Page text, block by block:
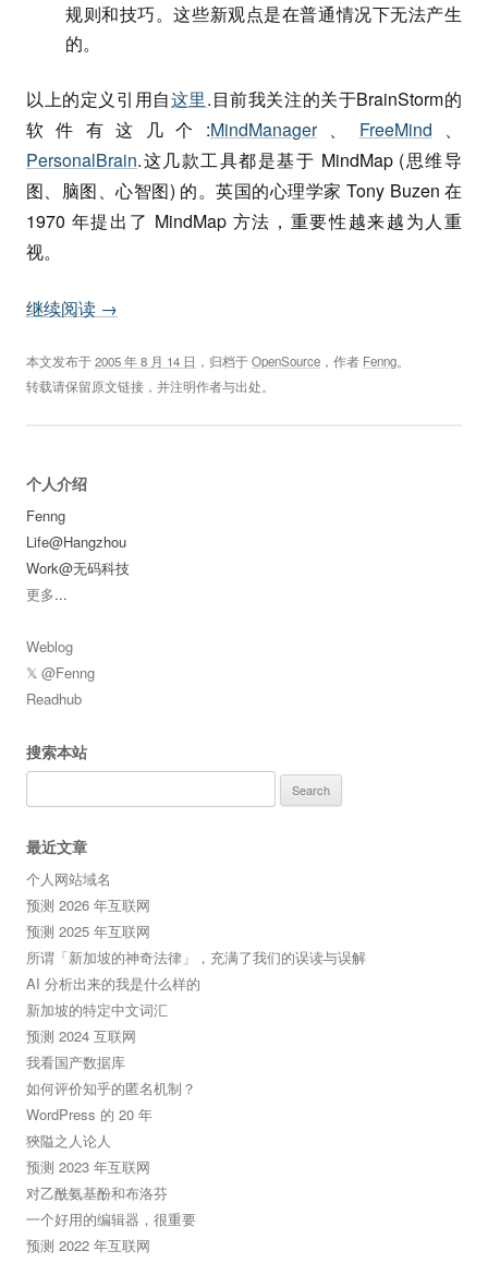
规则和技巧。这些新观点是在普通情况下无法产生
的。
以上的定义引用自这里.目前我关注的关于BrainStorm的
软件有这几个:MindManager、 FreeMind 、
PersonalBrain.这几款工具都是基于 MindMap (思维导
图、脑图、心智图) 的。英国的心理学家 Tony Buzen 在
1970 年提出了 MindMap 方法，重要性越来越为人重
视。
继续阅读 →
本文发布于2005 年 8 月 14 日 ，归档于OpenSource ，作者 Fenng。
转载请保留原文链接，并注明作者与出处。
个人介绍
Fenng
Life@Hangzhou
Work@无码科技
更多...
Weblog
𝕏 @Fenng
Readhub
搜索本站
for:
最近文章
个人网站域名
预测 2026 年互联网
预测 2025 年互联网
所谓「新加坡的神奇法律」，充满了我们的误读与误解
AI 分析出来的我是什么样的
新加坡的特定中文词汇
预测 2024 互联网
我看国产数据库
如何评价知乎的匿名机制？
WordPress 的 20 年
狹隘之人论人
预测 2023 年互联网
对乙酰氨基酚和布洛芬
一个好用的编辑器，很重要
预测 2022 年互联网